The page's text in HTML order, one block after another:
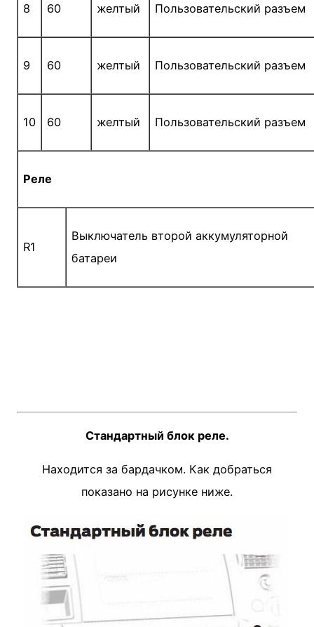
8 60 желтый Пользовательский разъем
9 60 желтый Пользовательский разъем
10 60 желтый Пользовательский разъем
Реле
R1
Выключатель второй аккумуляторной
батареи
Стандартный блок реле.
Находится за бардачком. Как добраться
показано на рисунке ниже.